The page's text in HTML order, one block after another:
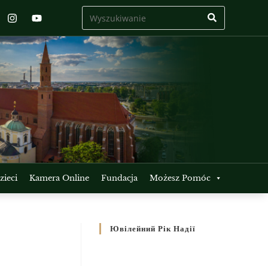
Kamera Online Fundacja Możesz Pomóc
Ювілейний Рік Надії